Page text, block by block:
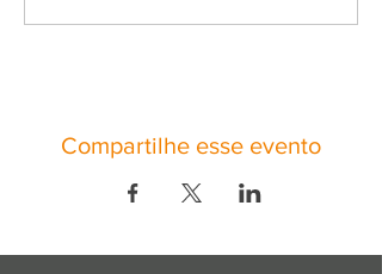
Compartilhe esse evento